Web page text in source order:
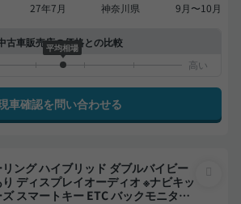
27年7月 神奈川県 9月〜10月
古車販売店の価格との比較
平均相場
車確認を問い合わせる
ング ハイブリッド ダブルバイビー
ディスプレイオーディオ ※ナビキッ
スマートキー ETC バックモニター